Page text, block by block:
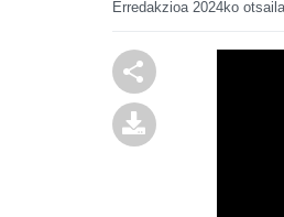
Erredakzioa 2024ko